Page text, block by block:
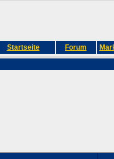
Startseite Forum